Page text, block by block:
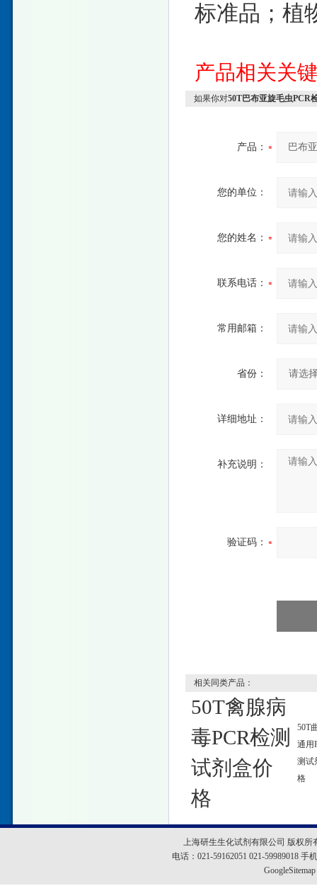
标准品；植
产品相关关
如果你对50T巴布亚旋毛虫PCR
产品：
您的单位：
您的姓名：
联系电话：
常用邮箱：
省份：
详细地址：
补充说明：
验证码：
相关同类产品：
50T禽腺病
毒PCR检测
试剂盒价
格
50T
通用
测试
格
上海研生生化试剂有限公司 版权所
电话：021-59162051 021-59989018
GoogleSitemap